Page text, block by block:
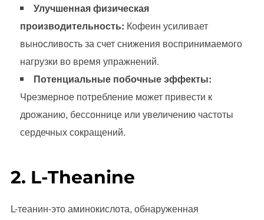
Улучшенная физическая
производительность: Кофеин усиливает
выносливость за счет снижения воспринимаемого
нагрузки во время упражнений.
Потенциальные побочные эффекты:
Чрезмерное потребление может привести к
дрожанию, бессоннице или увеличению частоты
сердечных сокращений.
2. L-Theanine
L-теанин-это аминокислота, обнаруженная